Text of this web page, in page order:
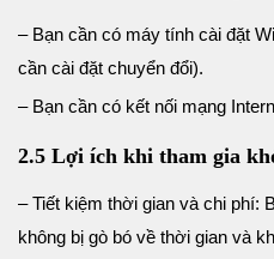
– Bạn cần có máy tính cài đặt
cần cài đặt chuyển đổi).
– Bạn cần có kết nối mạng
2.5 Lợi ích khi tham gia
– Tiết kiệm thời gian và chi phí:
không bị gò bó về thời gian và